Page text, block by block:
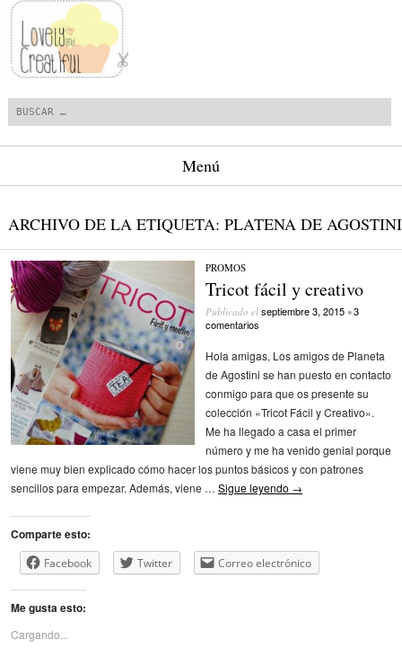
Menú
ARCHIVO DE LA ETIQUETA: PLATENA DE AGOSTINI
PROMOS
Tricot fácil y creativo
Publicado el septiembre 3, 2015 •3
comentarios
Hola amigas, Los amigos de Planeta
de Agostini se han puesto en contacto
conmigo para que os presente su
colección «Tricot Fácil y Creativo».
Me ha llegado a casa el primer
número y me ha venido genial porque
viene muy bien explicado cómo hacer los puntos básicos y con patrones
sencillos para empezar. Además, viene … Sigue leyendo →
Comparte esto:
Facebook Twitter Correo electrónico
Me gusta esto:
Cargando...